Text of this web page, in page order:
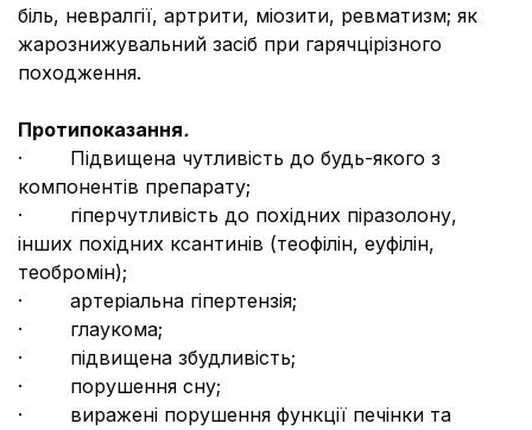
біль, невралгії, артрити, міозити, ревматизм; як
жарознижувальний засіб при гарячцірізного
походження.
Протипоказання.
· Підвищена чутливість до будь-якого з
компонентів препарату;
· гіперчутливість до похідних піразолону,
інших похідних ксантинів (теофілін, еуфілін,
теобромін);
· артеріальна гіпертензія;
· глаукома;
· підвищена збудливість;
· порушення сну;
· виражені порушення функції печінки та